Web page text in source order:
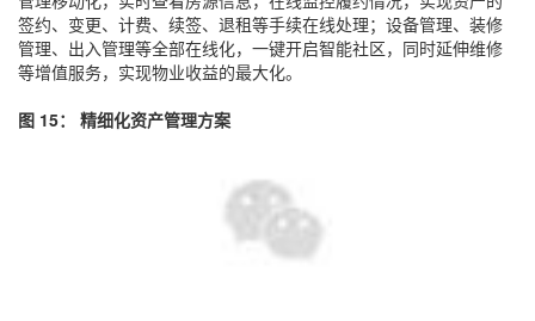
签约、变更、计费、续签、退租等手续在线处理；设备管理、装修
管理、出入管理等全部在线化，一键开启智能社区，同时延伸维修
等增值服务，实现物业收益的最大化。
图 15： 精细化资产管理方案